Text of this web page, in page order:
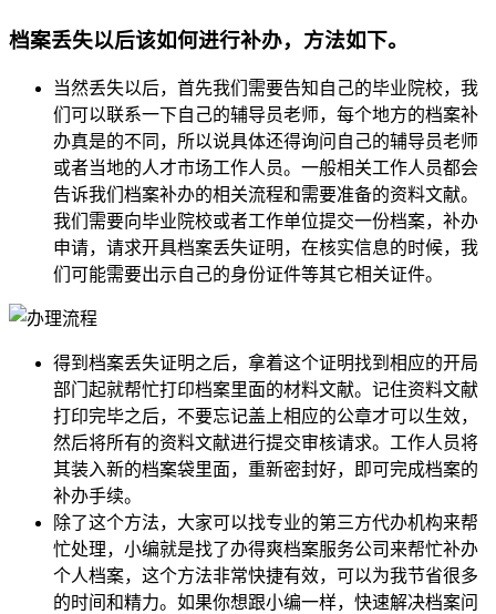
档案丢失以后该如何进行补办，方法如下。
当然丢失以后，首先我们需要告知自己的毕业院校，我
们可以联系一下自己的辅导员老师，每个地方的档案补
办真是的不同，所以说具体还得询问自己的辅导员老师
或者当地的人才市场工作人员。一般相关工作人员都会
告诉我们档案补办的相关流程和需要准备的资料文献。
我们需要向毕业院校或者工作单位提交一份档案，补办
申请，请求开具档案丢失证明，在核实信息的时候，我
们可能需要出示自己的身份证件等其它相关证件。
得到档案丢失证明之后，拿着这个证明找到相应的开局
部门起就帮忙打印档案里面的材料文献。记住资料文献
打印完毕之后，不要忘记盖上相应的公章才可以生效，
然后将所有的资料文献进行提交审核请求。工作人员将
其装入新的档案袋里面，重新密封好，即可完成档案的
补办手续。
除了这个方法，大家可以找专业的第三方代办机构来帮
忙处理，小编就是找了办得爽档案服务公司来帮忙补办
个人档案，这个方法非常快捷有效，可以为我节省很多
的时间和精力。如果你想跟小编一样，快速解决档案问